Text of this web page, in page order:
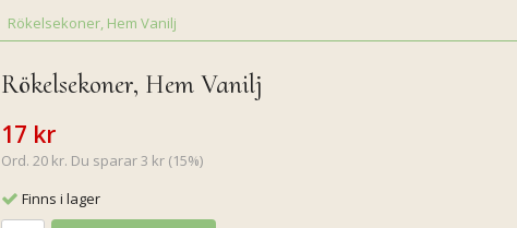
Rökelsekoner, Hem Vanilj
Rökelsekoner, Hem Vanilj
17 kr
Ord. 20 kr. Du sparar 3 kr (15%)
Finns i lager